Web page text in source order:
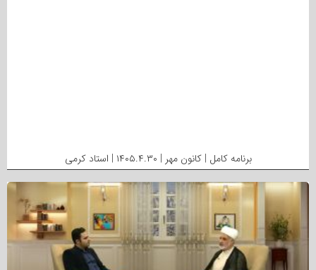
برنامه کامل | کانون مهر | ۱۴۰۵.۴.۳۰ | استاد کرمی